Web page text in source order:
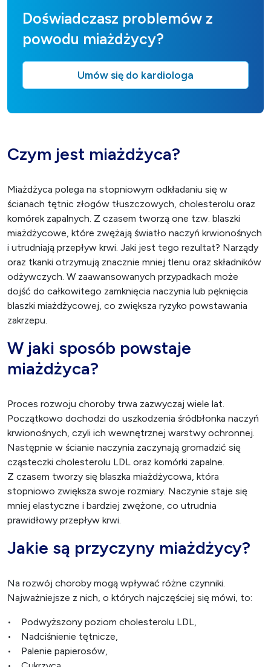
Doświadczasz problemów z
powodu miażdżycy?
Umów się do kardiologa
Czym jest miażdżyca?
Miażdżyca polega na stopniowym odkładaniu się w
ścianach tętnic złogów tłuszczowych, cholesterolu oraz
komórek zapalnych. Z czasem tworzą one tzw. blaszki
miażdżycowe, które zwężają światło naczyń krwionośnych
i utrudniają przepływ krwi. Jaki jest tego rezultat? Narządy
oraz tkanki otrzymują znacznie mniej tlenu oraz składników
odżywczych. W zaawansowanych przypadkach może
dojść do całkowitego zamknięcia naczynia lub pęknięcia
blaszki miażdżycowej, co zwiększa ryzyko powstawania
zakrzepu.
W jaki sposób powstaje
miażdżyca?
Proces rozwoju choroby trwa zazwyczaj wiele lat.
Początkowo dochodzi do uszkodzenia śródbłonka naczyń
krwionośnych, czyli ich wewnętrznej warstwy ochronnej.
Następnie w ścianie naczynia zaczynają gromadzić się
cząsteczki cholesterolu LDL oraz komórki zapalne.
Z czasem tworzy się blaszka miażdżycowa, która
stopniowo zwiększa swoje rozmiary. Naczynie staje się
mniej elastyczne i bardziej zwężone, co utrudnia
prawidłowy przepływ krwi.
Jakie są przyczyny miażdżycy?
Na rozwój choroby mogą wpływać różne czynniki.
Najważniejsze z nich, o których najczęściej się mówi, to:
• Podwyższony poziom cholesterolu LDL,
• Nadciśnienie tętnicze,
• Palenie papierosów,